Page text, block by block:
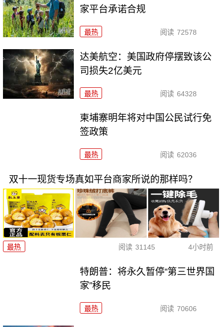
家平台承诺合规
最热 阅读 72578
达美航空：美国政府停摆致该公
司损失2亿美元
最热 阅读 64328
柬埔寨明年将对中国公民试行免
签政策
最热 阅读 62036
双十一现货专场真如平台商家所说的那样吗？
最热 阅读 31145 4小时前
特朗普：将永久暂停“第三世界国
家”移民
最热 阅读 70606